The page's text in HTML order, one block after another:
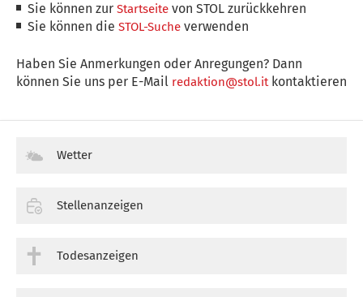
Sie können zurStartseite von STOL zurückkehren
Sie können dieSTOL-Suche verwenden
Haben Sie Anmerkungen oder Anregungen? Dann
können Sie uns per E-Mail redaktion@stol.itkontaktieren
Wetter
Stellenanzeigen
Todesanzeigen